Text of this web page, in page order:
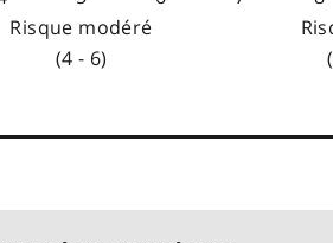
Risque modéré
(4 - 6)